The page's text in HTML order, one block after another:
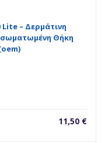
Lite – Δερμάτινη
Θήκη
11,50 €